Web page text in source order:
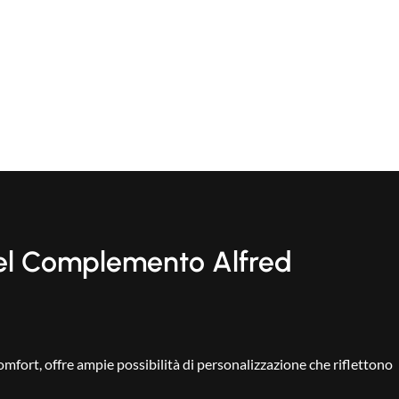
Complemento Alfred
offre ampie possibilità di personalizzazione che riflettono